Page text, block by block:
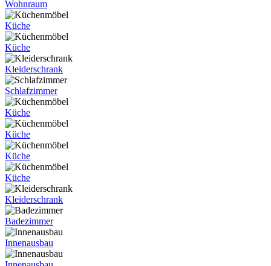
Wohnraum
Küche
Küche
Kleiderschrank
Schlafzimmer
Küche
Küche
Küche
Küche
Kleiderschrank
Badezimmer
Innenausbau